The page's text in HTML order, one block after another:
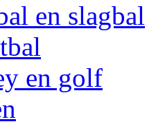
en slagbal
en golf